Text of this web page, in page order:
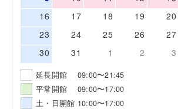
16
17 18 19 20
23
24 25 26 27
30
31 1 2 3
延長開館 09:00〜21:45
平常開館 09:00〜17:00
土・日開館 10:00〜17:00